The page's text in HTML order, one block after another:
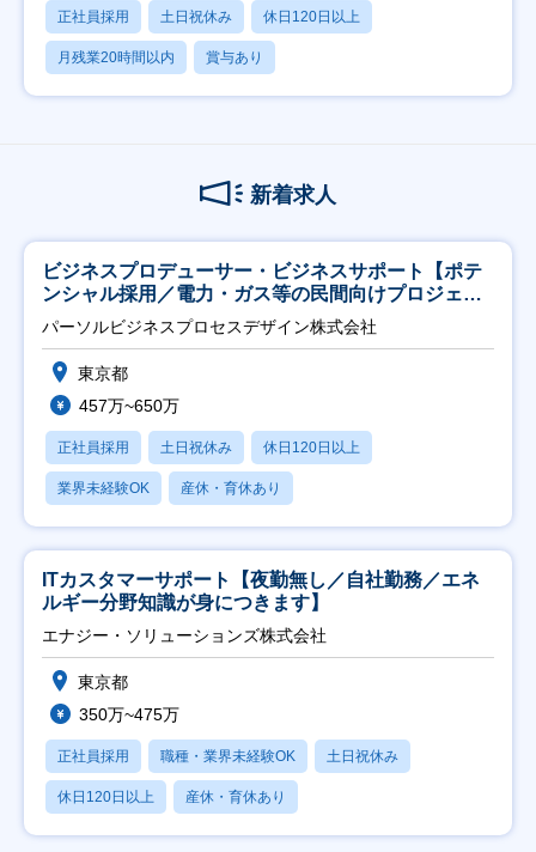
正社員採用 土日祝休み 休日120日以上
月残業20時間以内 賞与あり
新着求人
ビジネスプロデューサー・ビジネスサポート【ポテ
ンシャル採用／電力・ガス等の民間向けプロジェク
ト推進】
パーソルビジネスプロセスデザイン株式会社
東京都
457万~650万
正社員採用 土日祝休み 休日120日以上
業界未経験OK 産休・育休あり
ITカスタマーサポート【夜勤無し／自社勤務／エネ
ルギー分野知識が身につきます】
エナジー・ソリューションズ株式会社
東京都
350万~475万
正社員採用 職種・業界未経験OK 土日祝休み
休日120日以上 産休・育休あり